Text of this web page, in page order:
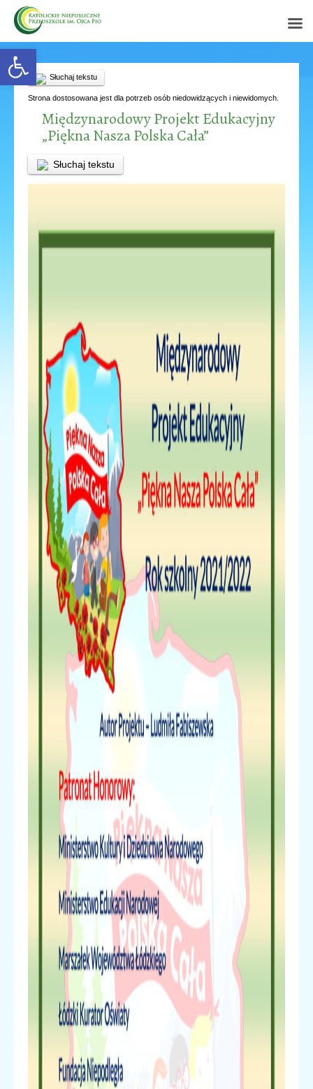
Open toolbar
Słuchaj tekstu
Strona dostosowana jest dla potrzeb osób niedowidzących i niewidomych.
Międzynarodowy Projekt Edukacyjny
„Piękna Nasza Polska Cała”
Słuchaj tekstu